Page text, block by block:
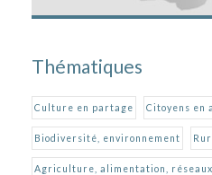
Thématiques
Culture en partage Citoyens en
Biodiversité, environnement
Agriculture, alimentation, réseaux